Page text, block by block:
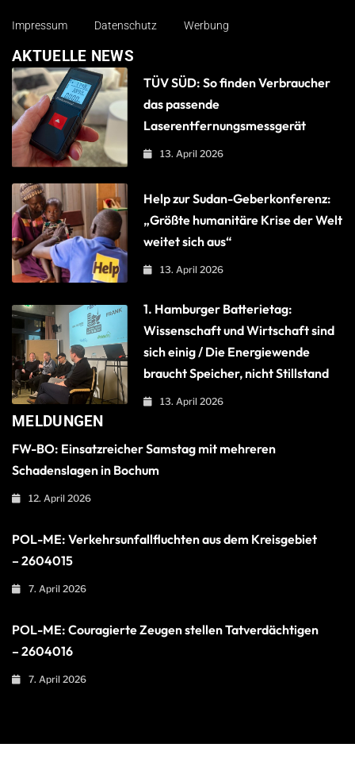
Impressum Datenschutz Werbung
AKTUELLE NEWS
TÜV SÜD: So finden Verbraucher
das passende
Laserentfernungsmessgerät
13. April 2026
Help zur Sudan-Geberkonferenz:
„Größte humanitäre Krise der Welt
weitet sich aus“
13. April 2026
1. Hamburger Batterietag:
Wissenschaft und Wirtschaft sind
sich einig / Die Energiewende
braucht Speicher, nicht Stillstand
13. April 2026
MELDUNGEN
FW-BO: Einsatzreicher Samstag mit mehreren
Schadenslagen in Bochum
12. April 2026
POL-ME: Verkehrsunfallfluchten aus dem Kreisgebiet
– 2604015
7. April 2026
POL-ME: Couragierte Zeugen stellen Tatverdächtigen
– 2604016
7. April 2026